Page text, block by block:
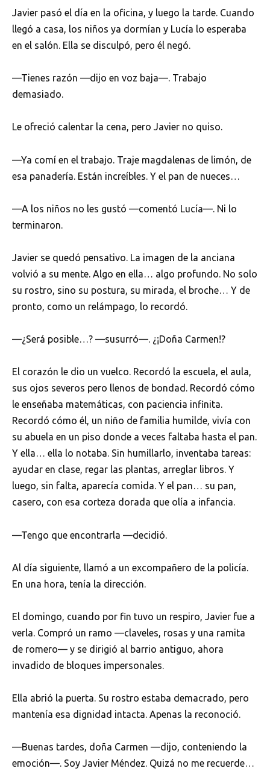
Javier pasó el día en la oficina, y luego la tarde. Cuando
llegó a casa, los niños ya dormían y Lucía lo esperaba
en el salón. Ella se disculpó, pero él negó.
—Tienes razón —dijo en voz baja—. Trabajo
demasiado.
Le ofreció calentar la cena, pero Javier no quiso.
—Ya comí en el trabajo. Traje magdalenas de limón, de
esa panadería. Están increíbles. Y el pan de nueces…
—A los niños no les gustó —comentó Lucía—. Ni lo
terminaron.
Javier se quedó pensativo. La imagen de la anciana
volvió a su mente. Algo en ella… algo profundo. No solo
su rostro, sino su postura, su mirada, el broche… Y de
pronto, como un relámpago, lo recordó.
—¿Será posible…? —susurró—. ¿¡Doña Carmen!?
El corazón le dio un vuelco. Recordó la escuela, el aula,
sus ojos severos pero llenos de bondad. Recordó cómo
le enseñaba matemáticas, con paciencia infinita.
Recordó cómo él, un niño de familia humilde, vivía con
su abuela en un piso donde a veces faltaba hasta el pan.
Y ella… ella lo notaba. Sin humillarlo, inventaba tareas:
ayudar en clase, regar las plantas, arreglar libros. Y
luego, sin falta, aparecía comida. Y el pan… su pan,
casero, con esa corteza dorada que olía a infancia.
—Tengo que encontrarla —decidió.
Al día siguiente, llamó a un excompañero de la policía.
En una hora, tenía la dirección.
El domingo, cuando por fin tuvo un respiro, Javier fue a
verla. Compró un ramo —claveles, rosas y una ramita
de romero— y se dirigió al barrio antiguo, ahora
invadido de bloques impersonales.
Ella abrió la puerta. Su rostro estaba demacrado, pero
mantenía esa dignidad intacta. Apenas la reconoció.
—Buenas tardes, doña Carmen —dijo, conteniendo la
emoción—. Soy Javier Méndez. Quizá no me recuerde…